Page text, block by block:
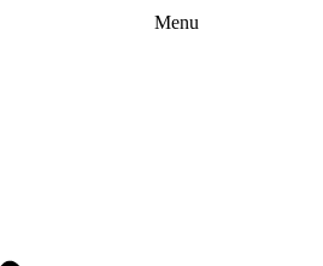
Menu